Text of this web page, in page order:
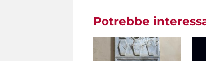
Potrebbe